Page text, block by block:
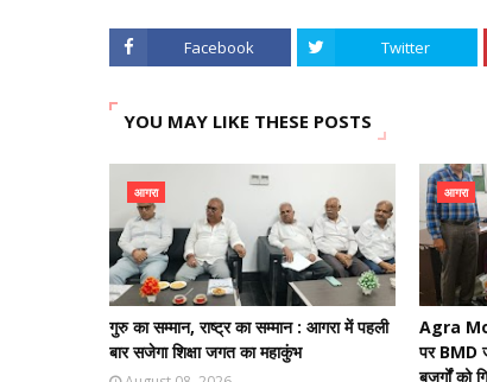
Facebook Twitter
YOU MAY LIKE THESE POSTS
आगरा
गुरु का सम्मान, राष्ट्र का सम्मान : आगरा में पहली
बार सजेगा शिक्षा जगत का महाकुंभ
आगरा
Agra
पर BMD
बुजुर्गों को